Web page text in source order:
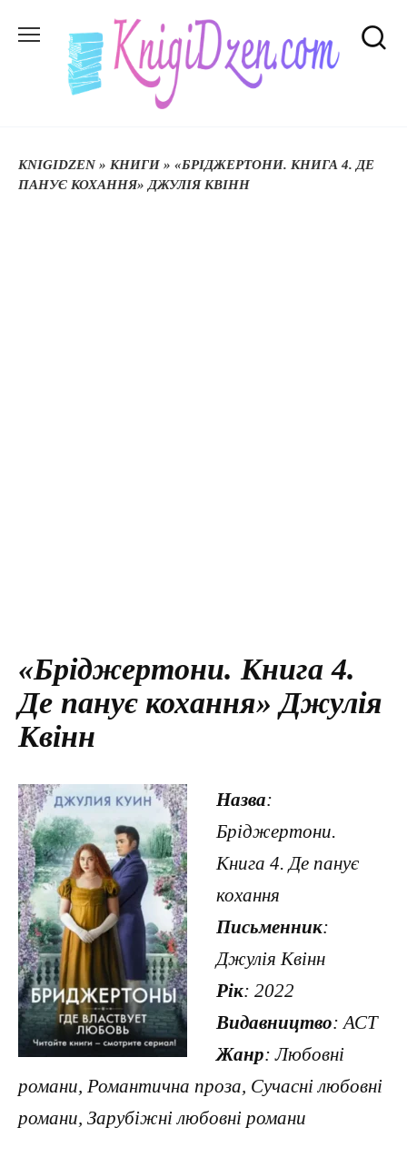
до
KNIGIDZEN» КНИГИ » «БРІДЖЕРТОНИ. КНИГА 4. ДЕ
ПАНУЄ КОХАННЯ» ДЖУЛІЯ КВІНН
«Бріджертони. Книга 4.
Де панує кохання» Джулія
Квінн
Назва:
Бріджертони.
Книга 4. Де панує
кохання
Письменник:
Джулія Квінн
Рік: 2022
Видавництво: АСТ
Жанр: Любовні
романи, Романтична проза, Сучасні любовні
романи, Зарубіжні любовні романи